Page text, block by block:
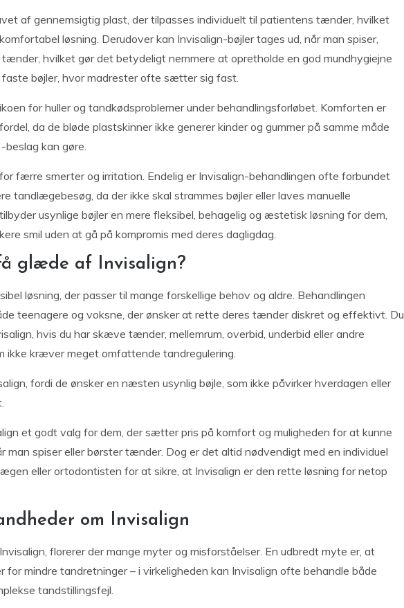
af gennemsigtig plast, der tilpasses individuelt til patientens tænder, hvilket
løsning. Derudover kan Invisalign-bøjler tages ud, når man spiser,
tænder, hvilket gør det betydeligt nemmere at opretholde en god mundhygiejne
faste bøjler, hvor madrester ofte sætter sig fast.
for huller og tandkødsproblemer under behandlingsforløbet. Komforten er
da de bløde plastskinner ikke generer kinder og gummer på samme måde
beslag kan gøre.
færre smerter og irritation. Endelig er Invisalign-behandlingen ofte forbundet
tandlægebesøg, da der ikke skal strammes bøjler eller laves manuelle
usynlige bøjler en mere fleksibel, behagelig og æstetisk løsning for dem,
smil uden at gå på kompromis med deres dagligdag.
glæde af Invisalign?
løsning, der passer til mange forskellige behov og aldre. Behandlingen
teenagere og voksne, der ønsker at rette deres tænder diskret og effektivt. Du
hvis du har skæve tænder, mellemrum, overbid, underbid eller andre
ikke kræver meget omfattende tandregulering.
fordi de ønsker en næsten usynlig bøjle, som ikke påvirker hverdagen eller
et godt valg for dem, der sætter pris på komfort og muligheden for at kunne
man spiser eller børster tænder. Dog er det altid nødvendigt med en individuel
eller ortodontisten for at sikre, at Invisalign er den rette løsning for netop
om Invisalign
florerer der mange myter og misforståelser. En udbredt myte er, at
for mindre tandretninger – i virkeligheden kan Invisalign ofte behandle både
tandstillingsfejl.